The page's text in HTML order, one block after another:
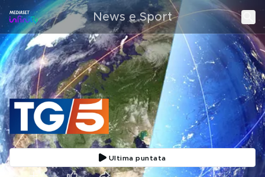
News e Sport
Ultima puntata